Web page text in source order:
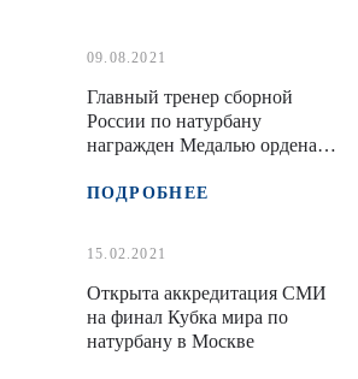
09.08.2021
Главный тренер сборной
России по натурбану
награжден Медалью ордена
II степени"
ПОДРОБНЕЕ
15.02.2021
Открыта аккредитация СМИ
на финал Кубка мира по
натурбану в Москве